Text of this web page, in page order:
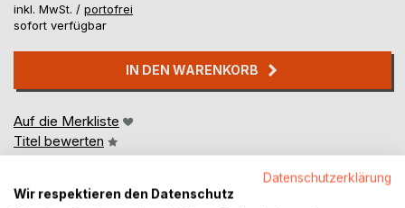
inkl. MwSt. / portofrei
sofort verfügbar
IN DEN WARENKORB
Auf die Merkliste
Titel bewerten
Datenschutzerklärung
Wir respektieren den Datenschutz